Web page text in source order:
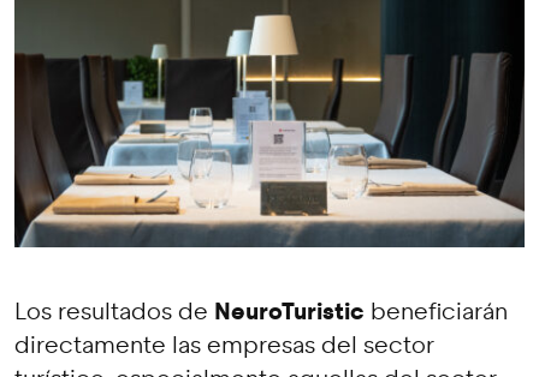
Los resultados de NeuroTuristic beneficiarán
directamente las empresas del sector